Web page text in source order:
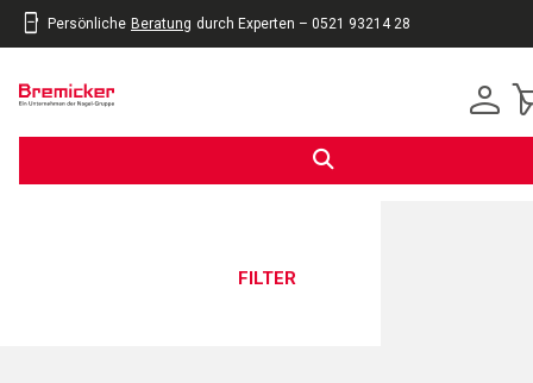
Persönliche Beratung durch Experten – 0521 93214 28
FILTER